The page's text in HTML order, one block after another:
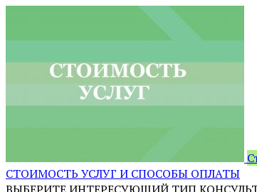
СТОИМОСТЬ УСЛУГ И СПОСОБЫ ОПЛАТЫ